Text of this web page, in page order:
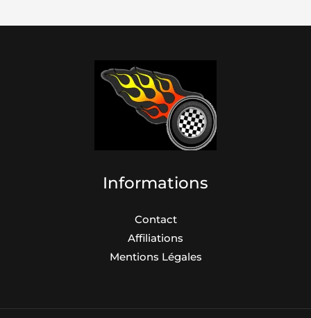
Informations
Contact
Affiliations
Mentions Légales